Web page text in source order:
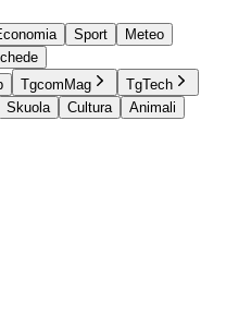
Sport
Meteo
TgcomMag
TgTech
Skuola Cultura
Animali